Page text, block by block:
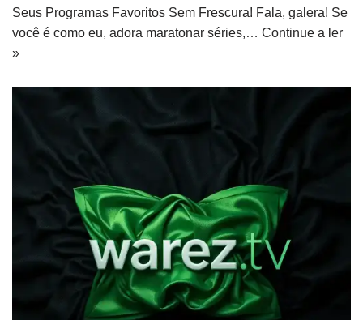
Seus Programas Favoritos Sem Frescura! Fala, galera! Se
você é como eu, adora maratonar séries,… Continue a ler
»